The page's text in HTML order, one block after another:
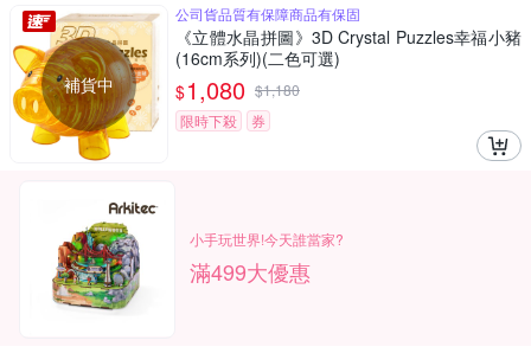
補貨中
公司貨品質有保障商品有保固
《立體水晶拼圖》3D Crystal Puzzles幸福小豬
(16cm系列)(二色可選)
$1,080 $1,180
限時下殺
券
小手玩世界!今天誰當家?
滿499大優惠